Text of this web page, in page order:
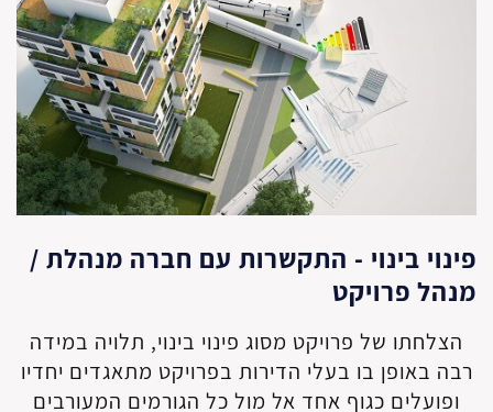
פינוי בינוי - התקשרות עם חברה מנהלת /
מנהל פרויקט
הצלחתו של פרויקט מסוג פינוי בינוי, תלויה במידה
רבה באופן בו בעלי הדירות בפרויקט מתאגדים יחדיו
ופועלים כגוף אחד אל מול כל הגורמים המעורבים